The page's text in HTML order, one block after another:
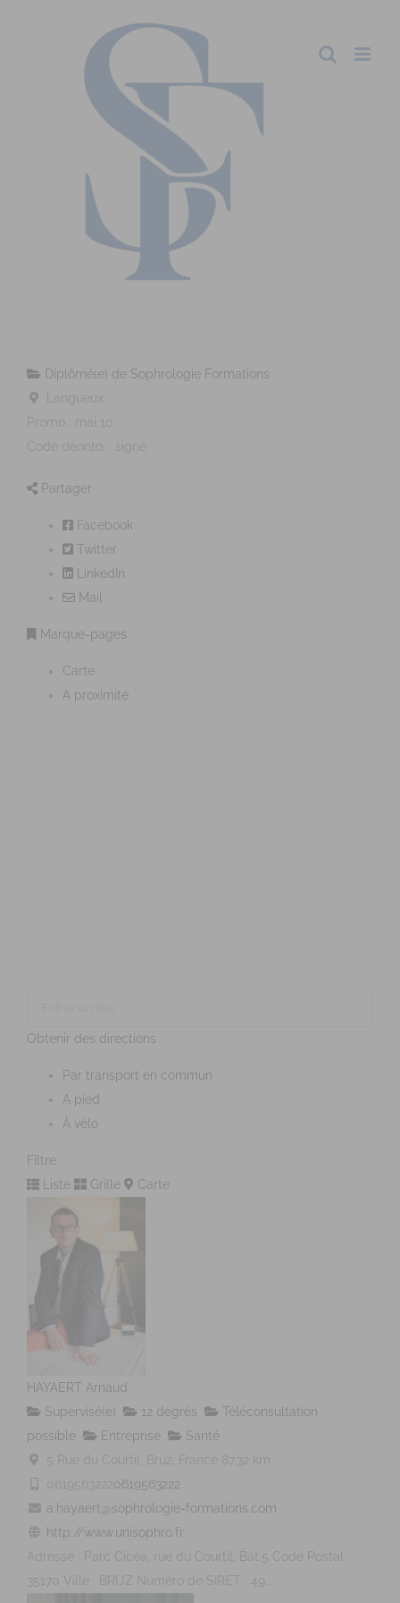
Diplômé(e) de Sophrologie Formations
Langueux
Promo : mai 10
Code déonto. : signé
Partager
Facebook
Twitter
LinkedIn
Mail
Marque-pages
Carte
A proximité
Obtenir des directions
Par transport en commun
A pied
À vélo
Filtre
Liste
Grille Carte
HAYAERT Arnaud
Supervisé(e)
12 degrés
Téléconsultation
possible
Entreprise
Santé
5 Rue du Courtil, Bruz, France
87.32 km
06195632220619563222
a.hayaert@sophrologie-formations.com
http://www.unisophro.fr
Adresse : Parc Cicéa, rue du Courtil, Bât.5 Code Postal :
35170 Ville : BRUZ Numéro de SIRET : 49...